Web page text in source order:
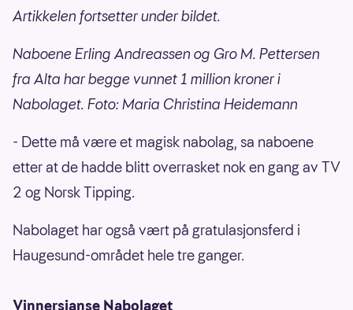
Artikkelen fortsetter under bildet.
Naboene Erling Andreassen og Gro M. Pettersen
fra Alta har begge vunnet 1 million kroner i
Nabolaget. Foto: Maria Christina Heidemann
- Dette må være et magisk nabolag, sa naboene
etter at de hadde blitt overrasket nok en gang av TV
2 og Norsk Tipping.
Nabolaget har også vært på gratulasjonsferd i
Haugesund-området hele tre ganger.
Vinnersjanse Nabolaget